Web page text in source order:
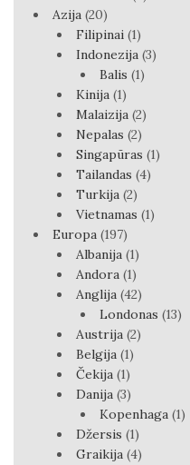
Azija (20)
Filipinai (1)
Indonezija (3)
Balis (1)
Kinija (1)
Malaizija (2)
Nepalas (2)
Singapūras (1)
Tailandas (4)
Turkija (2)
Vietnamas (1)
Europa (197)
Albanija (1)
Andora (1)
Anglija (42)
Londonas (13)
Austrija (2)
Belgija (1)
Čekija (1)
Danija (3)
Kopenhaga (1)
Džersis (1)
Graikija (4)